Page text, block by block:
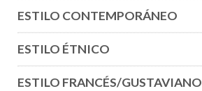
ESTILO CONTEMPORÁNEO
ESTILO ÉTNICO
ESTILO FRANCÉS/GUSTAVIANO